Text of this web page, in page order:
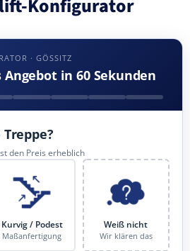
Konfigurator
· GÖSSITZ
in 60 Sekunden
den Preis erheblich
Kurvig / Podest
Maßanfertigung
Weiß nicht
Wir klären das